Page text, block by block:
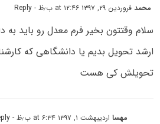
محمدفروردین ۲۹, ۱۳۹۷ at ۱۲:۴۶ ب٫ظ - Reply
سلام وقتتون بخیر فرم معدل رو باید به
ارشد تحویل بدیم یا دانشگاهی که
تحویلش کی هست
مهسااردیبهشت ۱, ۱۳۹۷ at ۶:۳۴ ب٫ظ - Reply